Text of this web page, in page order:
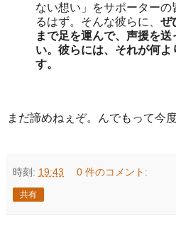
ない想い」をサポーター
るはず。そんな彼らに、 ぜ
まで足を運んで、声援を送
い。彼らには、それが何
す。
まだ諦めねぇぞ。んでもって今
時刻: 19:43 0 件のコメント:
共有